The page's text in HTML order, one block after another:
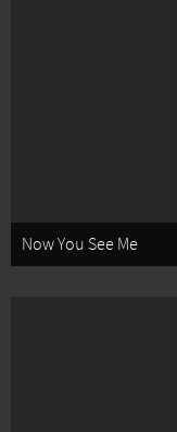
Now You See Me